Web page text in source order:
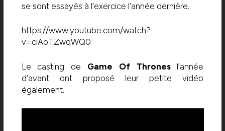
se sont essayés à l’exercice l’année dernière.
https://www.youtube.com/watch?
v=ciAoTZwqWQ0
Le casting de Game Of Thronesl’année
d’avant ont proposé leur petite vidéo
également.